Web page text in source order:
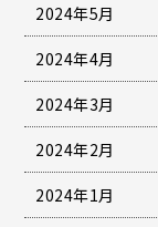
2024年5月
2024年4月
2024年3月
2024年2月
2024年1月